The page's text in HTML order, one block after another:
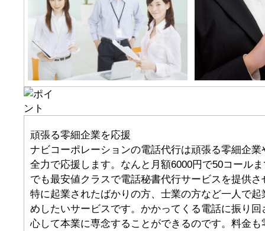
頑張る零細企業を応援
ナビコーポレーションの電話代行は頑張る零細企
全力で応援します。なんと月額6000円で50コール
でも最安値クラスで電話秘書代行サービスを提供
特に起業されたばかりの方、士業の方など一人で
めしたいサービスです。かかってくる電話に振り
心して本業に専念することができるのです。料金